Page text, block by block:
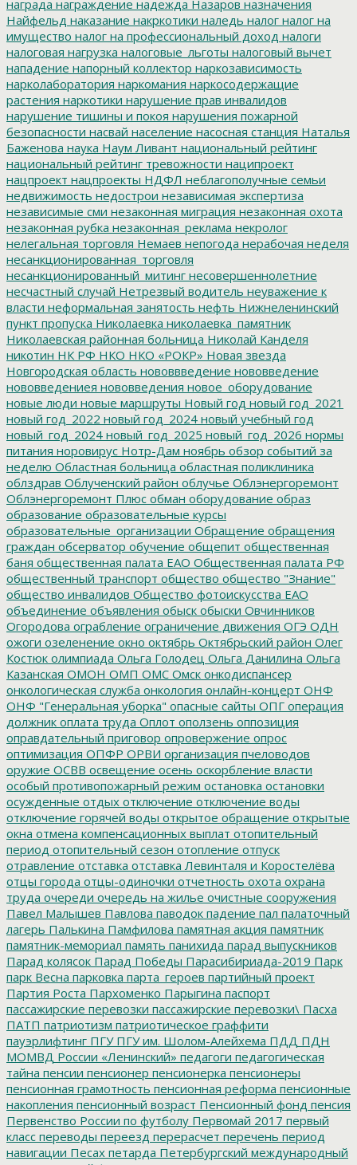
награда награждение надежда Назаров назначения
Найфельд наказание накркотики наледь налог налог на
имущество налог на профессиональный доход налоги
налоговая нагрузка налоговые_льготы налоговый вычет
нападение напорный коллектор наркозависимость
нарколаборатория наркомания наркосодержащие
растения наркотики нарушение прав инвалидов
нарушение тишины и покоя нарушения пожарной
безопасности насвай население насосная станция Наталья
Баженова наука Наум Ливант национальный рейтинг
национальный рейтинг тревожности наципроект
нацпроект нацпроекты НДФЛ неблагополучные семьи
недвижимость недострои независимая экспертиза
независимые сми незаконная миграция незаконная охота
незаконная рубка незаконная_реклама некролог
нелегальная торговля Немаев непогода нерабочая неделя
несанкционированная_торговля
несанкционированный_митинг несовершеннолетние
несчастный случай Нетрезвый водитель неуважение к
власти неформальная занятость нефть Нижнеленинский
пункт пропуска Николаевка николаевка_памятник
Николаевская районная больница Николай Канделя
никотин НК РФ НКО НКО «РОКР» Новая звезда
Новгородская область нововвведение нововведение
нововведениея нововведения новое_оборудование
новые люди новые маршруты Новый год новый год_2021
новый год_2022 новый год_2024 новый учебный год
новый_год_2024 новый_год_2025 новый_год_2026 нормы
питания норовирус Нотр-Дам ноябрь обзор событий за
неделю Областная больница областная поликлиника
облздрав Облученский район облучье Облэнергоремонт
Облэнергоремонт Плюс обман оборудование образ
образование образовательные курсы
образовательные_организации Обращение обращения
граждан обсерватор обучение общепит общественная
баня общественная палата ЕАО Общественная палата РФ
общественный транспорт общество общество "Знание"
общество инвалидов Общество фотоискусства ЕАО
объединение объявления обыск обыски Овчинников
Огородова ограбление ограничение движения ОГЭ ОДН
ожоги озеленение окно октябрь Октябрьский район Олег
Костюк олимпиада Ольга Голодец Ольга Данилина Ольга
Казанская ОМОН ОМП ОМС Омск онкодиспансер
онкологическая служба онкология онлайн-концерт ОНФ
ОНФ "Генеральная уборка" опасные сайты ОПГ операция
должник оплата труда Оплот оползень оппозиция
оправдательный приговор опровержение опрос
оптимизация ОПФР ОРВИ организация пчеловодов
оружие ОСВВ освещение осень оскорбление власти
особый противопожарный режим остановка остановки
осужденные отдых отключение отключение воды
отключение горячей воды открытое обращение открытые
окна отмена компенсационных выплат отопительный
период отопительный сезон отопление отпуск
отравление отставка отставка Левинталя и Коростелёва
отцы города отцы-одиночки отчетность охота охрана
труда очереди очередь на жилье очистные сооружения
Павел Малышев Павлова паводок падение пал палаточный
лагерь Палькина Памфилова памятная акция памятник
памятник-мемориал память панихида парад выпускников
Парад колясок Парад Победы Парасибириада-2019 Парк
парк Весна парковка парта_героев партийный проект
Партия Роста Пархоменко Парыгина паспорт
пассажирские перевозки пассажирские перевозки\ Пасха
ПАТП патриотизм патриотическое граффити
пауэрлифтинг ПГУПГУ им. Шолом-Алейхема ПДД ПДН
МОМВД России «Ленинский» педагоги педагогическая
тайна пенсии пенсионер пенсионерка пенсионеры
пенсионная грамотность пенсионная реформа пенсионные
накопления пенсионный возраст Пенсионный фонд пенсия
Первенство России по футболу Первомай 2017 первый
класс переводы переезд перерасчет перечень период
навигации Песах петарда Петербургский международный